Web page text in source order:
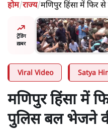
होम/राज्य/मणिपुर हिंसा में फिर
नौबत क्यों आई?
ट्रेंडिंग
ख़बर
आवास
Viral Video Satya
मणिपुर हिंसा में
पुलिस बल भेजने